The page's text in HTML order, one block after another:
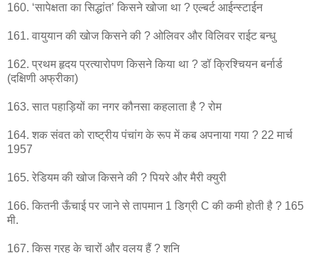
160. ‘सापेक्षता का सिद्धांत’ किसने खोजा था ? एल्बर्ट आईन्स्टाईन
161. वायुयान की खोज किसने की ? ओलिवर और विलिवर राईट बन्धु
162. प्रथम हृदय प्रत्यारोपण किसने किया था ? डॉ क्रिश्चियन बर्नार्ड
(दक्षिणी अफ्रीका)
163. सात पहाड़ियों का नगर कौनसा कहलाता है ? रोम
164. शक संवत को राष्ट्रीय पंचांग के रूप में कब अपनाया गया ? 22 मार्च
1957
165. रेडियम की खोज किसने की ? पियरे और मैरी क्युरी
166. कितनी ऊँचाई पर जाने से तापमान 1 डिग्री C की कमी होती है ? 165
मी.
167. किस ग्रह के चारों और वलय हैं ? शनि